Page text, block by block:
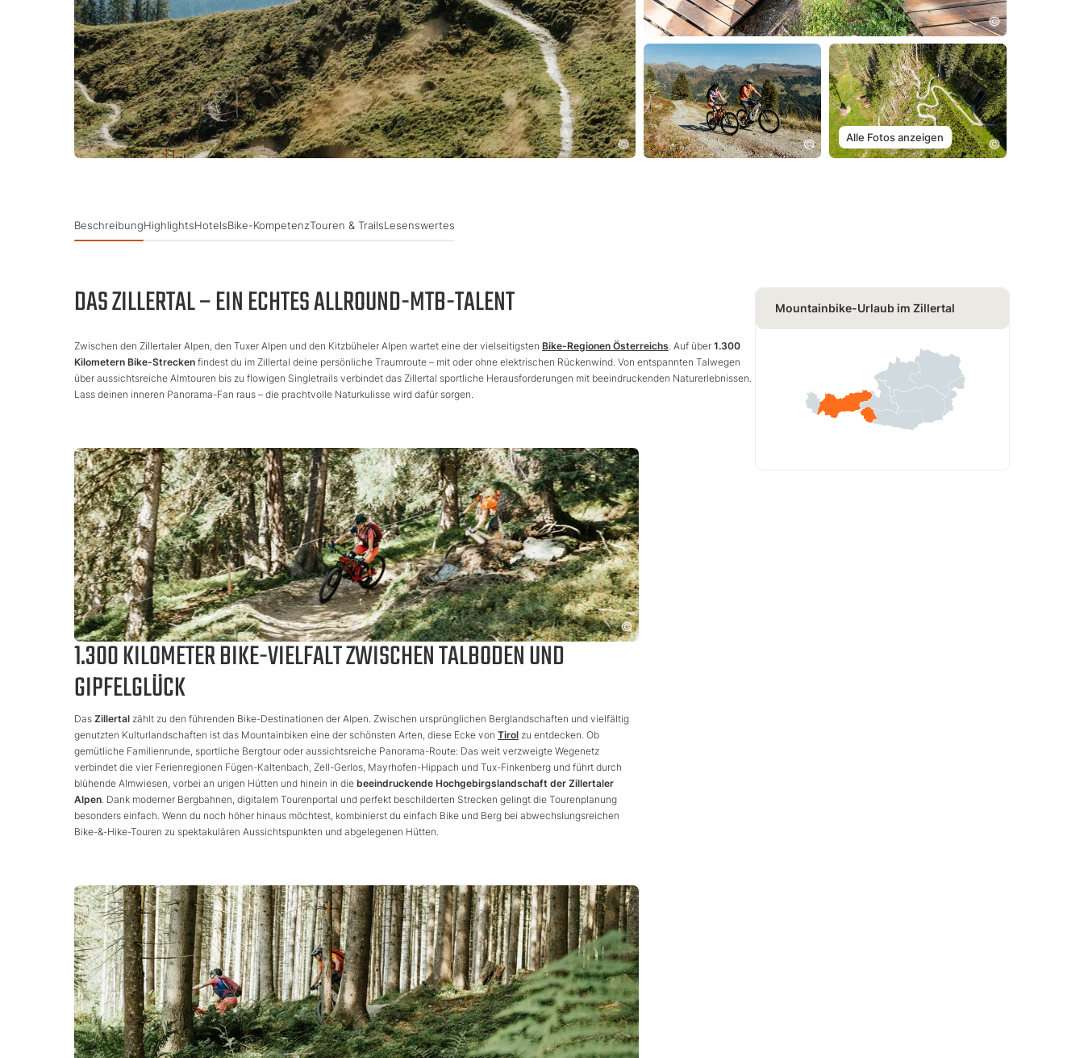
Alle Fotos anzeigen
BeschreibungHighlightsHotelsBike-KompetenzTouren & TrailsLesenswertes
DAS ZILLERTAL – EIN ECHTES ALLROUND-MTB-TALENT
Zwischen den Zillertaler Alpen, den Tuxer Alpen und den Kitzbüheler Alpen wartet eine der vielseitigsten Bike-Regionen Österreichs . Auf über 1.300
Kilometern Bike-Strecken findest du im Zillertal deine persönliche Traumroute – mit oder ohne elektrischen Rückenwind. Von entspannten Talwegen
über aussichtsreiche Almtouren bis zu flowigen Singletrails verbindet das Zillertal sportliche Herausforderungen mit beeindruckenden Naturerlebnissen.
Lass deinen inneren Panorama-Fan raus – die prachtvolle Naturkulisse wird dafür sorgen.
1.300 KILOMETER BIKE-VIELFALT ZWISCHEN TALBODEN UND
GIPFELGLÜCK
Das Zillertal zählt zu den führenden Bike-Destinationen der Alpen. Zwischen ursprünglichen Berglandschaften und vielfältig
genutzten Kulturlandschaften ist das Mountainbiken eine der schönsten Arten, diese Ecke von Tirol zu entdecken. Ob
gemütliche Familienrunde, sportliche Bergtour oder aussichtsreiche Panorama-Route: Das weit verzweigte Wegenetz
verbindet die vier Ferienregionen Fügen-Kaltenbach, Zell-Gerlos, Mayrhofen-Hippach und Tux-Finkenberg und führt durch
blühende Almwiesen, vorbei an urigen Hütten und hinein in die beeindruckende Hochgebirgslandschaft der Zillertaler
Alpen . Dank moderner Bergbahnen, digitalem Tourenportal und perfekt beschilderten Strecken gelingt die Tourenplanung
besonders einfach. Wenn du noch höher hinaus möchtest, kombinierst du einfach Bike und Berg bei abwechslungsreichen
Bike-&-Hike-Touren zu spektakulären Aussichtspunkten und abgelegenen Hütten.
Mountainbike-Urlaub im Zillertal